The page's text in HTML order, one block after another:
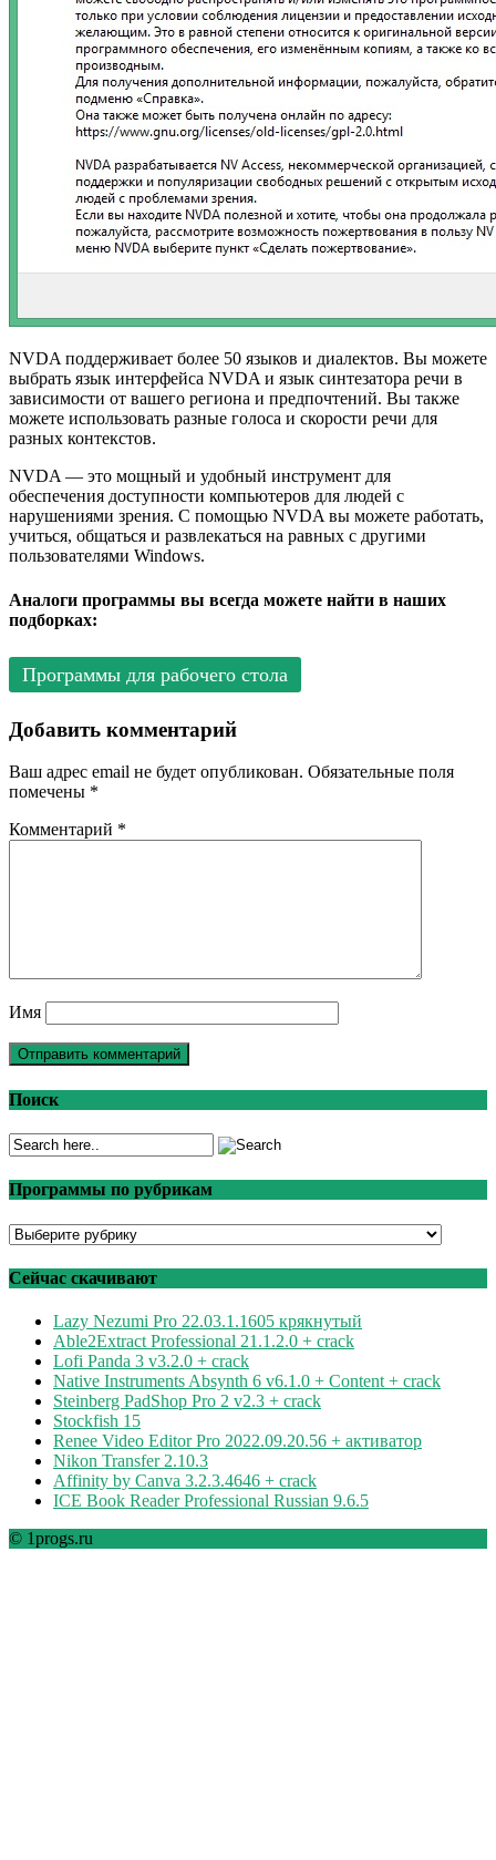
NVDA поддерживает более 50 языков и диалектов. Вы можете
выбрать язык интерфейса NVDA и язык синтезатора речи в
зависимости от вашего региона и предпочтений. Вы также
можете использовать разные голоса и скорости речи для
разных контекстов.
NVDA — это мощный и удобный инструмент для
обеспечения доступности компьютеров для людей с
нарушениями зрения. С помощью NVDA вы можете работать,
учиться, общаться и развлекаться на равных с другими
пользователями Windows.
Аналоги программы вы всегда можете найти в наших
подборках:
Программы для рабочего стола
Добавить комментарий
Ваш адрес email не будет опубликован. Обязательные поля
помечены *
Комментарий *
Имя
Поиск
Программы по рубрикам
Программы
рубрикам
Сейчас скачивают
Lazy Nezumi Pro 22.03.1.1605 крякнутый
Able2Extract Professional 21.1.2.0 + crack
Lofi Panda 3 v3.2.0 + crack
Native Instruments Absynth 6 v6.1.0 + Content + crack
Steinberg PadShop Pro 2 v2.3 + crack
Stockfish 15
Renee Video Editor Pro 2022.09.20.56 + активатор
Nikon Transfer 2.10.3
Affinity by Canva 3.2.3.4646 + crack
ICE Book Reader Professional Russian 9.6.5
© 1progs.ru